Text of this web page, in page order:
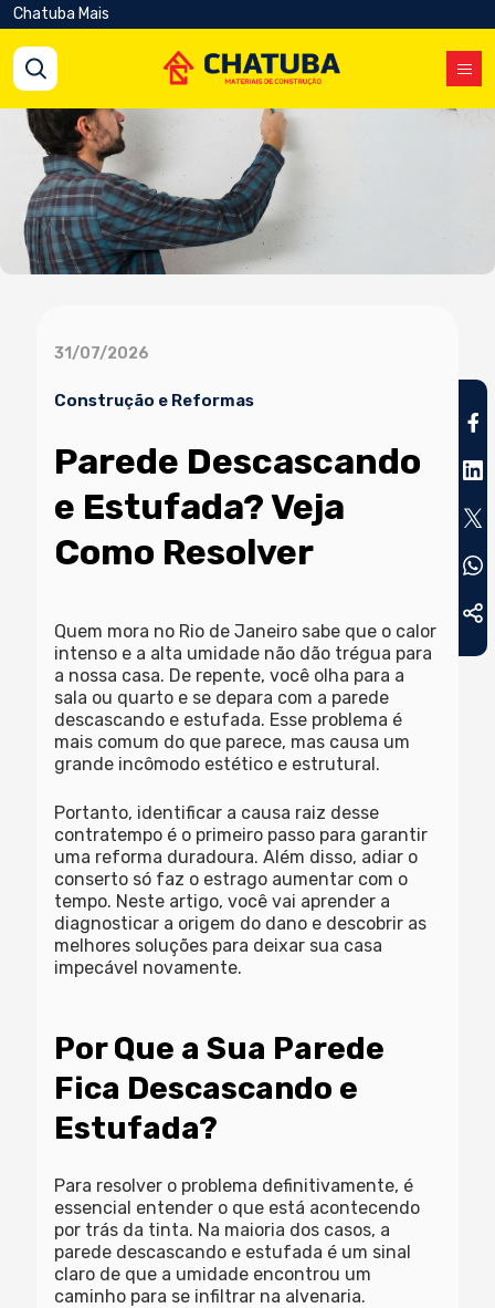
Chatuba Mais
31/07/2026
Construção e Reformas
Parede Descascando
e Estufada? Veja
Como Resolver
Quem mora no Rio de Janeiro sabe que o calor
intenso e a alta umidade não dão trégua para
a nossa casa. De repente, você olha para a
sala ou quarto e se depara com a parede
descascando e estufada. Esse problema é
mais comum do que parece, mas causa um
grande incômodo estético e estrutural.
Portanto, identificar a causa raiz desse
contratempo é o primeiro passo para garantir
uma reforma duradoura. Além disso, adiar o
conserto só faz o estrago aumentar com o
tempo. Neste artigo, você vai aprender a
diagnosticar a origem do dano e descobrir as
melhores soluções para deixar sua casa
impecável novamente.
Por Que a Sua Parede
Fica Descascando e
Estufada?
Para resolver o problema definitivamente, é
essencial entender o que está acontecendo
por trás da tinta. Na maioria dos casos, a
parede descascando e estufada é um sinal
claro de que a umidade encontrou um
caminho para se infiltrar na alvenaria.